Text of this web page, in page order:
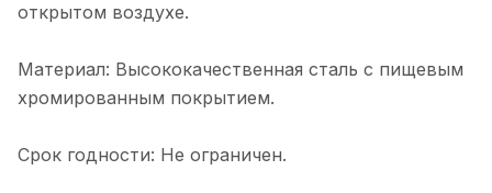
открытом воздухе.
Материал: Высококачественная сталь с пищевым
хромированным покрытием.
Срок годности: Не ограничен.